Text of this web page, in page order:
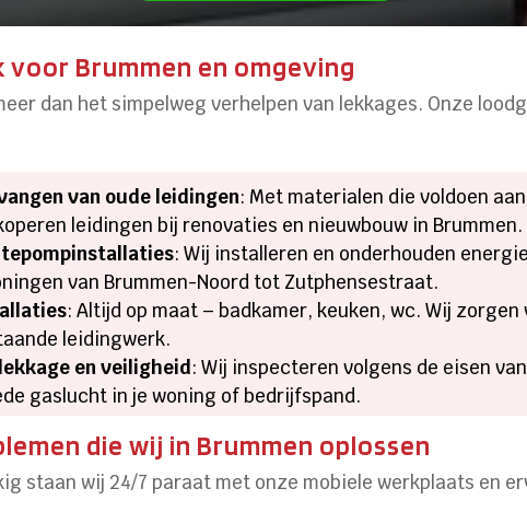
Brummen en omgeving
dan het simpelweg verhelpen van lekkages. Onze
van oude leidingen: Met materialen die voldoen
leidingen bij renovaties en nieuwbouw in Brummen.
: Wij installeren en onderhouden
van Brummen-Noord tot Zutphensestraat.
: Altijd op maat – badkamer, keuken, wc. Wij
leidingwerk.
en veiligheid: Wij inspecteren volgens de eisen
gaslucht in je woning of bedrijfspand.
die wij in Brummen oplossen
staan wij 24/7 paraat met onze mobiele werkplaats en